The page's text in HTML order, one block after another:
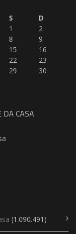
S D
1
2
8
9
15
16
22
23
29
30
DA CASA
(1.090.491)